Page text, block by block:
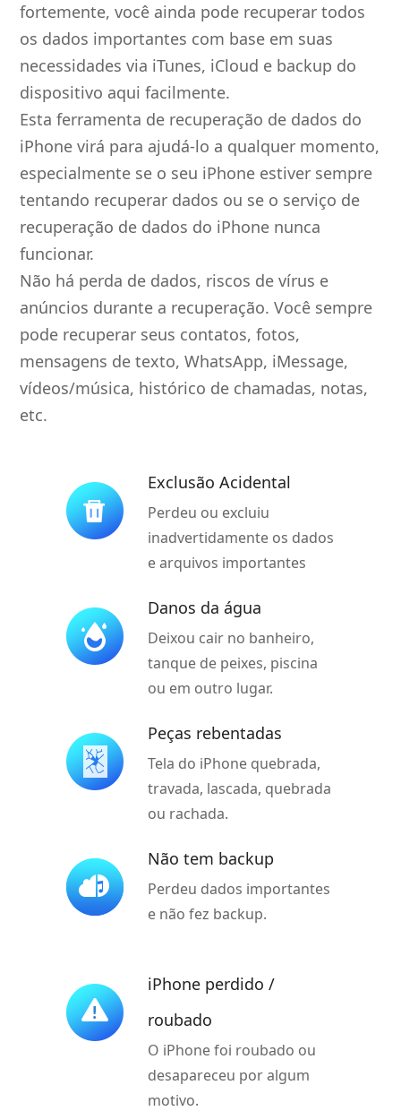
fortemente, você ainda pode recuperar todos
os dados importantes com base em suas
necessidades via iTunes, iCloud e backup do
dispositivo aqui facilmente.
Esta ferramenta de recuperação de dados do
iPhone virá para ajudá-lo a qualquer momento,
especialmente se o seu iPhone estiver sempre
tentando recuperar dados ou se o serviço de
recuperação de dados do iPhone nunca
funcionar.
Não há perda de dados, riscos de vírus e
anúncios durante a recuperação. Você sempre
pode recuperar seus contatos, fotos,
mensagens de texto, WhatsApp, iMessage,
vídeos/música, histórico de chamadas, notas,
etc.
Exclusão Acidental
Perdeu ou excluiu
inadvertidamente os dados
e arquivos importantes
Danos da água
Deixou cair no banheiro,
tanque de peixes, piscina
ou em outro lugar.
Peças rebentadas
Tela do iPhone quebrada,
travada, lascada, quebrada
ou rachada.
Não tem backup
Perdeu dados importantes
e não fez backup.
iPhone perdido /
roubado
O iPhone foi roubado ou
desapareceu por algum
motivo.